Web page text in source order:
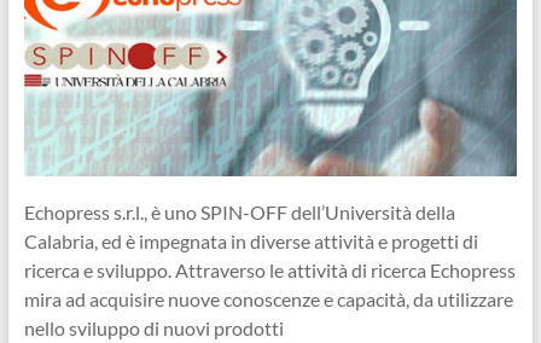
Echopress s.r.l., è uno SPIN-OFF dell’Università della
Calabria, ed è impegnata in diverse attività e progetti di
ricerca e sviluppo. Attraverso le attività di ricerca Echopress
mira ad acquisire nuove conoscenze e capacità, da utilizzare
nello sviluppo di nuovi prodotti